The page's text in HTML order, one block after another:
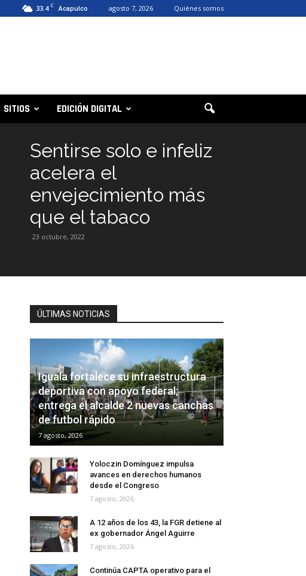
33.4 C Acapulco agosto 7, 2026 Quiénes somos
SITIOS EDICIÓN DIGITAL
Sentirse solo e infeliz
acelera el
envejecimiento más
que el tabaco
23 octubre, 2022
ÚLTIMAS NOTICIAS
Iguala fortalece su infraestructura
deportiva con apoyo federal;
entrega el alcalde 2 nuevas canchas
de futbol rápido
7 agosto, 2026
Yoloczin Domínguez impulsa
avances en derechos humanos
desde el Congreso
7 agosto, 2026
A 12 años de los 43, la FGR detiene al
ex gobernador Ángel Aguirre
7 agosto, 2026
Continúa CAPTA operativo para el